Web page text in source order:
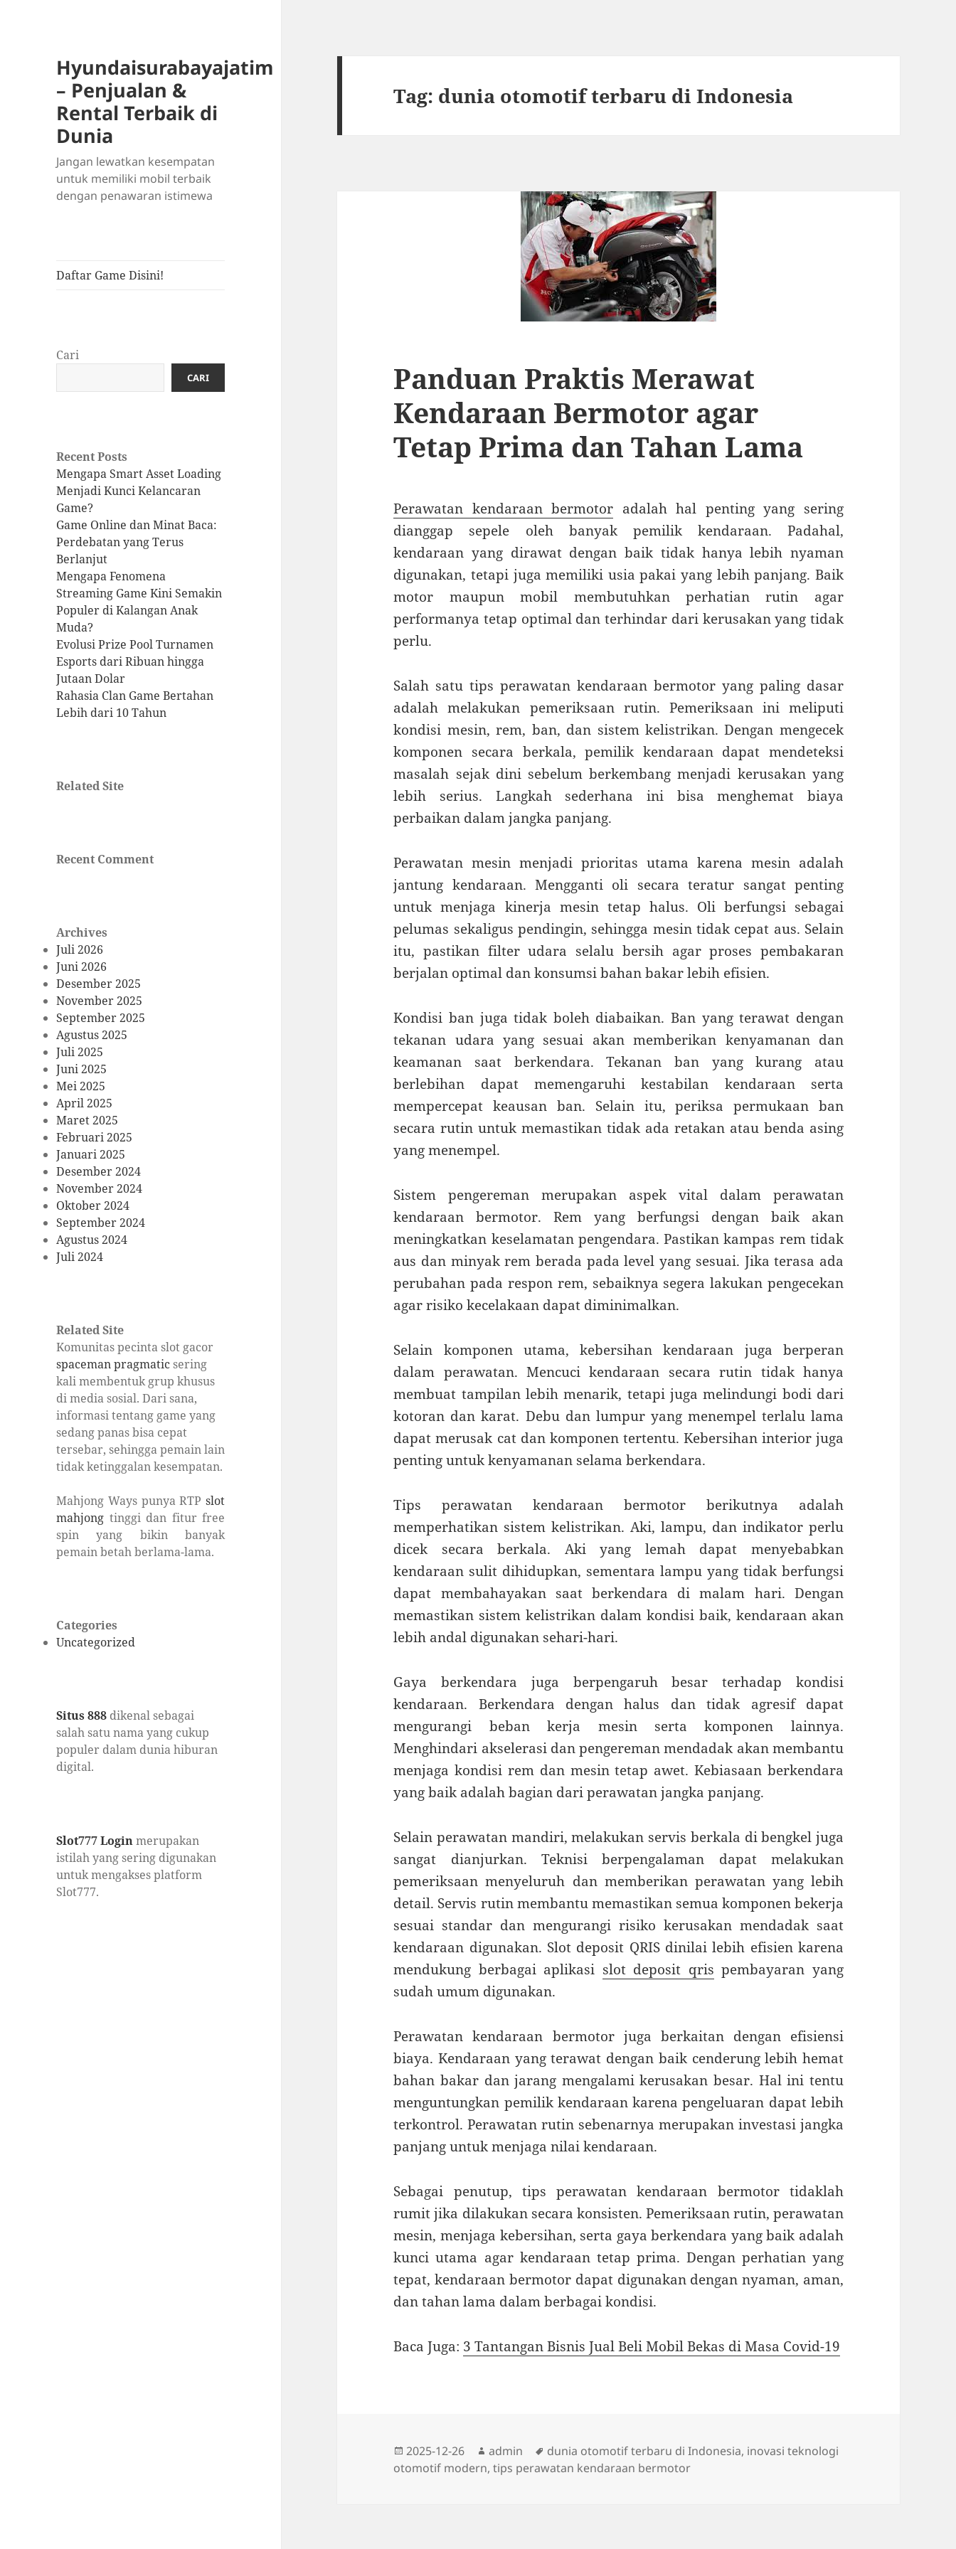
Hyundaisurabayajatim
– Penjualan &
Rental Terbaik di
Dunia
Jangan lewatkan kesempatan
untuk memiliki mobil terbaik
dengan penawaran istimewa
Daftar Game Disini!
Cari
CARI
Recent Posts
Mengapa Smart Asset Loading
Menjadi Kunci Kelancaran
Game?
Game Online dan Minat Baca:
Perdebatan yang Terus
Berlanjut
Mengapa Fenomena
Streaming Game Kini Semakin
Populer di Kalangan Anak
Muda?
Evolusi Prize Pool Turnamen
Esports dari Ribuan hingga
Jutaan Dolar
Rahasia Clan Game Bertahan
Lebih dari 10 Tahun
Related Site
Recent Comment
Archives
Juli 2026
Juni 2026
Desember 2025
November 2025
September 2025
Agustus 2025
Juli 2025
Juni 2025
Mei 2025
April 2025
Maret 2025
Februari 2025
Januari 2025
Desember 2024
November 2024
Oktober 2024
September 2024
Agustus 2024
Juli 2024
Related Site
Komunitas pecinta slot gacor
spaceman pragmaticsering
kali membentuk grup khusus
di media sosial. Dari sana,
informasi tentang game yang
sedang panas bisa cepat
tersebar, sehingga pemain lain
tidak ketinggalan kesempatan.
Mahjong Ways punya RTPslot
mahjong tinggi dan fitur free
spin yang bikin banyak
pemain betah berlama-lama.
Categories
Uncategorized
Situs 888 dikenal sebagai
salah satu nama yang cukup
populer dalam dunia hiburan
digital.
Slot777 Loginmerupakan
istilah yang sering digunakan
untuk mengakses platform
Slot777.
Tag: dunia otomotif terbaru di Indonesia
Panduan Praktis Merawat
Kendaraan Bermotor agar
Tetap Prima dan Tahan Lama
Perawatan kendaraan bermotor adalah hal penting yang sering
dianggap sepele oleh banyak pemilik kendaraan. Padahal,
kendaraan yang dirawat dengan baik tidak hanya lebih nyaman
digunakan, tetapi juga memiliki usia pakai yang lebih panjang. Baik
motor maupun mobil membutuhkan perhatian rutin agar
performanya tetap optimal dan terhindar dari kerusakan yang tidak
perlu.
Salah satu tips perawatan kendaraan bermotor yang paling dasar
adalah melakukan pemeriksaan rutin. Pemeriksaan ini meliputi
kondisi mesin, rem, ban, dan sistem kelistrikan. Dengan mengecek
komponen secara berkala, pemilik kendaraan dapat mendeteksi
masalah sejak dini sebelum berkembang menjadi kerusakan yang
lebih serius. Langkah sederhana ini bisa menghemat biaya
perbaikan dalam jangka panjang.
Perawatan mesin menjadi prioritas utama karena mesin adalah
jantung kendaraan. Mengganti oli secara teratur sangat penting
untuk menjaga kinerja mesin tetap halus. Oli berfungsi sebagai
pelumas sekaligus pendingin, sehingga mesin tidak cepat aus. Selain
itu, pastikan filter udara selalu bersih agar proses pembakaran
berjalan optimal dan konsumsi bahan bakar lebih efisien.
Kondisi ban juga tidak boleh diabaikan. Ban yang terawat dengan
tekanan udara yang sesuai akan memberikan kenyamanan dan
keamanan saat berkendara. Tekanan ban yang kurang atau
berlebihan dapat memengaruhi kestabilan kendaraan serta
mempercepat keausan ban. Selain itu, periksa permukaan ban
secara rutin untuk memastikan tidak ada retakan atau benda asing
yang menempel.
Sistem pengereman merupakan aspek vital dalam perawatan
kendaraan bermotor. Rem yang berfungsi dengan baik akan
meningkatkan keselamatan pengendara. Pastikan kampas rem tidak
aus dan minyak rem berada pada level yang sesuai. Jika terasa ada
perubahan pada respon rem, sebaiknya segera lakukan pengecekan
agar risiko kecelakaan dapat diminimalkan.
Selain komponen utama, kebersihan kendaraan juga berperan
dalam perawatan. Mencuci kendaraan secara rutin tidak hanya
membuat tampilan lebih menarik, tetapi juga melindungi bodi dari
kotoran dan karat. Debu dan lumpur yang menempel terlalu lama
dapat merusak cat dan komponen tertentu. Kebersihan interior juga
penting untuk kenyamanan selama berkendara.
Tips perawatan kendaraan bermotor berikutnya adalah
memperhatikan sistem kelistrikan. Aki, lampu, dan indikator perlu
dicek secara berkala. Aki yang lemah dapat menyebabkan
kendaraan sulit dihidupkan, sementara lampu yang tidak berfungsi
dapat membahayakan saat berkendara di malam hari. Dengan
memastikan sistem kelistrikan dalam kondisi baik, kendaraan akan
lebih andal digunakan sehari-hari.
Gaya berkendara juga berpengaruh besar terhadap kondisi
kendaraan. Berkendara dengan halus dan tidak agresif dapat
mengurangi beban kerja mesin serta komponen lainnya.
Menghindari akselerasi dan pengereman mendadak akan membantu
menjaga kondisi rem dan mesin tetap awet. Kebiasaan berkendara
yang baik adalah bagian dari perawatan jangka panjang.
Selain perawatan mandiri, melakukan servis berkala di bengkel juga
sangat dianjurkan. Teknisi berpengalaman dapat melakukan
pemeriksaan menyeluruh dan memberikan perawatan yang lebih
detail. Servis rutin membantu memastikan semua komponen bekerja
sesuai standar dan mengurangi risiko kerusakan mendadak saat
kendaraan digunakan. Slot deposit QRIS dinilai lebih efisien karena
mendukung berbagai aplikasi slot deposit qris pembayaran yang
sudah umum digunakan.
Perawatan kendaraan bermotor juga berkaitan dengan efisiensi
biaya. Kendaraan yang terawat dengan baik cenderung lebih hemat
bahan bakar dan jarang mengalami kerusakan besar. Hal ini tentu
menguntungkan pemilik kendaraan karena pengeluaran dapat lebih
terkontrol. Perawatan rutin sebenarnya merupakan investasi jangka
panjang untuk menjaga nilai kendaraan.
Sebagai penutup, tips perawatan kendaraan bermotor tidaklah
rumit jika dilakukan secara konsisten. Pemeriksaan rutin, perawatan
mesin, menjaga kebersihan, serta gaya berkendara yang baik adalah
kunci utama agar kendaraan tetap prima. Dengan perhatian yang
tepat, kendaraan bermotor dapat digunakan dengan nyaman, aman,
dan tahan lama dalam berbagai kondisi.
Baca Juga: 3 Tantangan Bisnis Jual Beli Mobil Bekas di Masa Covid-19
Diposkan
pada
2025-12-26 Penulis
admin Tag
dunia otomotif terbaru di Indonesia, inovasi teknologi
otomotif modern,tips perawatan kendaraan bermotor